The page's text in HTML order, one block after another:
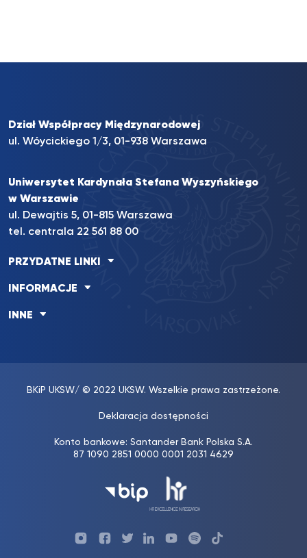
Dział Współpracy Międzynarodowej
ul. Wóycickiego 1/3, 01-938 Warszawa
Uniwersytet Kardynała Stefana Wyszyńskiego
w Warszawie
ul. Dewajtis 5, 01-815 Warszawa
tel. centrala 22 561 88 00
PRZYDATNE LINKI
INFORMACJE
INNE
BKiP UKSW/ © 2022 UKSW. Wszelkie prawa zastrzeżone.
Deklaracja dostępności
Konto bankowe: Santander Bank Polska S.A.
87 1090 2851 0000 0001 2031 4629
Profil ProfilProfilProfil UKSWProfilUKSW